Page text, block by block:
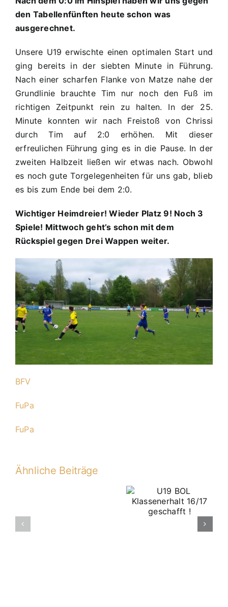
den Tabellenfünften heute schon was
ausgerechnet.
Unsere U19 erwischte einen optimalen Start und
ging bereits in der siebten Minute in Führung.
Nach einer scharfen Flanke von Matze nahe der
Grundlinie brauchte Tim nur noch den Fuß im
richtigen Zeitpunkt rein zu halten. In der 25.
Minute konnten wir nach Freistoß von Chrissi
durch Tim auf 2:0 erhöhen. Mit dieser
erfreulichen Führung ging es in die Pause. In der
zweiten Halbzeit ließen wir etwas nach. Obwohl
es noch gute Torgelegenheiten für uns gab, blieb
es bis zum Ende bei dem 2:0.
Wichtiger Heimdreier! Wieder Platz 9! Noch 3
Spiele! Mittwoch geht’s schon mit dem
Rückspiel gegen Drei Wappen weiter.
BFV
FuPa
FuPa
Ähnliche Beiträge